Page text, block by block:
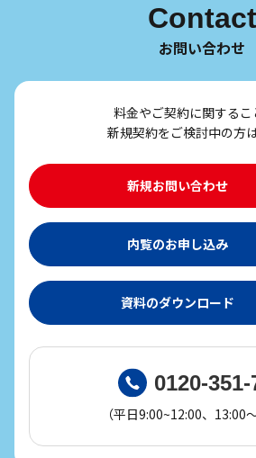
Contact
お問い合わせ
料金やご契約に関する
新規契約をご検討中の方
新規お問い合わせ
内覧のお申し込み
資料のダウンロード
0120-351-
（平日9:00~12:00、13:00